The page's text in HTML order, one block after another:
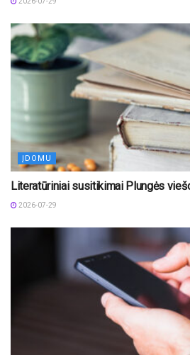
ĮDOMU
Literatūriniai susitikimai Plungės
2026-07-29